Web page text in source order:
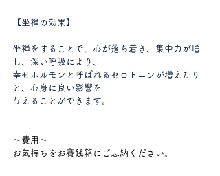
【坐禅の効果】
坐禅をすることで、心が落ち着き、集中力が増
し、深い呼吸により、
幸せホルモンと呼ばれるセロトニンが増えたり
と、心身に良い影響を
与えることができます。
～費用～
お気持ちをお賽銭箱にご志納ください。